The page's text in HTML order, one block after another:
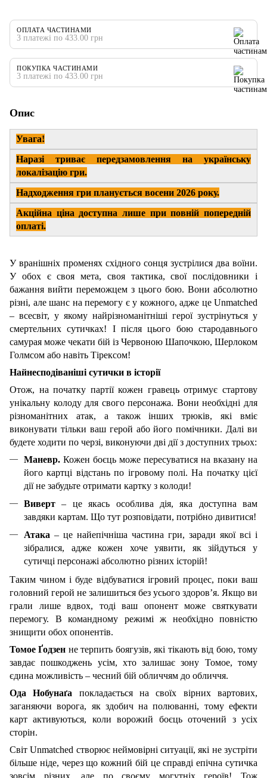
ОПЛАТА ЧАСТИНАМИ
3 платежі по 433.00 грн
ПОКУПКА ЧАСТИНАМИ
3 платежі по 433.00 грн
Опис
Увага!
Наразі триває передзамовлення на українську
локалізацію гри.
Надходження гри планується восени 2026 року.
Акційна ціна доступна лише при повній попередній
оплаті.
У вранішніх променях східного сонця зустрілися два воїни.
У обох є своя мета, своя тактика, свої послідовники і
бажання вийти переможцем з цього бою. Вони абсолютно
різні, але шанс на перемогу є у кожного, адже це Unmatched
– всесвіт, у якому найрізноманітніші герої зустрінуться у
смертельних сутичках! І після цього бою стародавнього
самурая може чекати бій із Червоною Шапочкою, Шерлоком
Голмсом або навіть Тірексом!
Найнесподіваніші сутички в історії
Отож, на початку партії кожен гравець отримує стартову
унікальну колоду для свого персонажа. Вони необхідні для
різноманітних атак, а також інших трюків, які вміє
виконувати тільки ваш герой або його помічники. Далі ви
будете ходити по черзі, виконуючи дві дії з доступних трьох:
Маневр. Кожен боєць може пересуватися на вказану на
його картці відстань по ігровому полі. На початку цієї
дії не забудьте отримати картку з колоди!
Виверт– це якась особлива дія, яка доступна вам
завдяки картам. Що тут розповідати, потрібно дивитися!
Атака – це найепічніша частина гри, заради якої всі і
зібралися, адже кожен хоче уявити, як зійдуться у
сутичці персонажі абсолютно різних історій!
Таким чином і буде відбуватися ігровий процес, поки ваш
головний герой не залишиться без усього здоров’я. Якщо ви
грали лише вдвох, тоді ваш опонент може святкувати
перемогу. В командному режимі ж необхідно повністю
знищити обох опонентів.
Томое Ґодзен не терпить боягузів, які тікають від бою, тому
завдає пошкоджень усім, хто залишає зону Томое, тому
єдина можливість – чесний бій обличчям до обличчя.
Ода Нобунаґа покладається на своїх вірних вартових,
заганяючи ворога, як здобич на полюванні, тому ефекти
карт активуються, коли ворожий боєць оточений з усіх
сторін.
Світ Unmatched створює неймовірні ситуації, які не зустріти
більше ніде, через що кожний бій це справді епічна сутичка
зовсім різних, але по своєму могутніх героїв! Тож